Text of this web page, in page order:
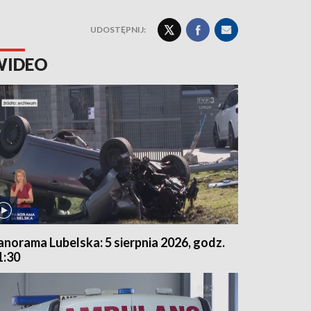
UDOSTĘPNIJ:
Lubelska: 5 sierpnia 2026, godz.